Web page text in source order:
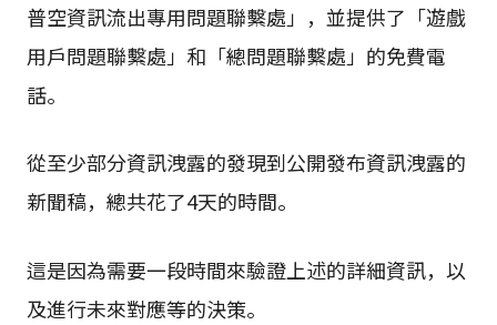
普空資訊流出專用問題聯繫處」，並提供了「遊戲
用戶問題聯繫處」和「總問題聯繫處」的免費電
話。
從至少部分資訊洩露的發現到公開發布資訊洩露的
新聞稿，總共花了4天的時間。
這是因為需要一段時間來驗證上述的詳細資訊，以
及進行未來對應等的決策。